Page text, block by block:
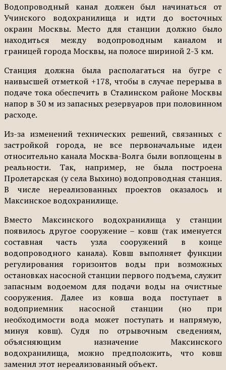
Водопроводный канал должен был начинаться от
Учинского водохранилища и идти до восточных
окраин Москвы. Место для станции должно было
находиться между водопроводным каналом и
границей города Москвы, на полосе шириной 2-3 км.
Станция должна была располагаться на бугре с
наивысшей отметкой +178, чтобы в случае перерыва в
подаче тока обеспечить в Сталинском районе Москвы
напор в 30 м из запасных резервуаров при половинном
расходе.
Из-за изменений технических решений, связанных с
застройкой города, не все первоначальные идеи
относительно канала Москва-Волга были воплощены в
реальности. Так, например, не была построена
Пролетарская (у села Выхино) водопроводная станция.
В числе нереализованных проектов оказалось и
Максинское водохранилище.
Вместо Максинского водохранилища у станции
появилось другое сооружение – ковш (так именуется
составная часть узла сооружений в конце
водопроводного канала). Ковш выполняет функции
регулирования горизонтов воды при возможных
остановках насосной станции первого подъема, служит
запасным водоемом для подачи воды на очистные
сооружения. Далее из ковша вода поступает в
водоприемник насосной станции (но при
необходимости вода может поступать и напрямую,
минуя ковш). Судя по отрывочным сведениям,
объясняющим назначение Максинского
водохранилища, можно предположить, что ковш
заменил этот нереализованный объект.